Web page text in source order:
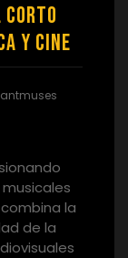
Corto
y Cine
la
de la